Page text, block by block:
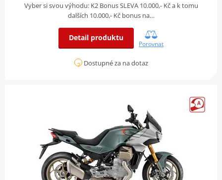
Vyber si svou výhodu: K2 Bonus SLEVA 10.000,- Kč a k tomu
dalších 10.000,- Kč bonus na…
Detail produktu
Porovnat
Dostupné za na dotaz